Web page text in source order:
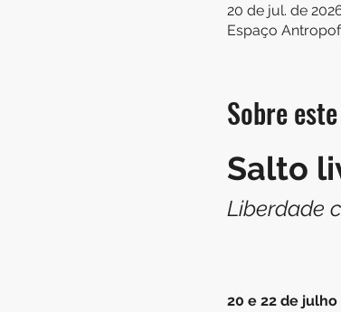
20 de jul. de
Espaço
Sobre
Salto
Liberdade
20 e 22 de julho